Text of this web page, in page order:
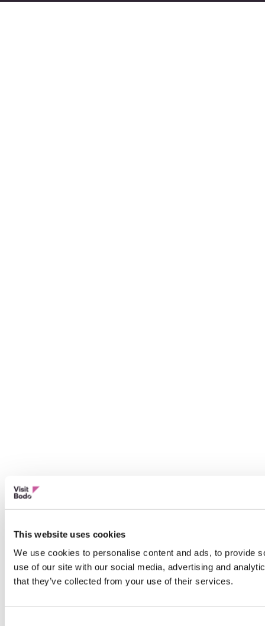
This website uses cookies
We use cookies to personalise content and ads, to provide
use of our site with our social media, advertising and
that they’ve collected from your use of their services.